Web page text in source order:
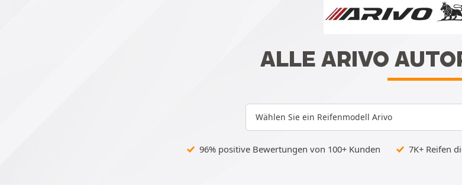
ALLE ARIVO
Wählen Sie ein Reifenmodell Arivo
96% positive Bewertungen von 100+ Kunden 7K+ Reifen